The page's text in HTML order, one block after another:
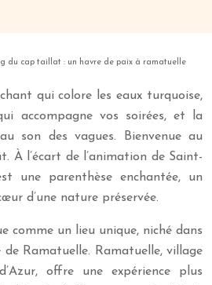
du cap taillat : un havre de paix à ramatuelle
qui colore les eaux turquoise,
accompagne vos soirées, et la
son des vagues. Bienvenue au
À l’écart de l’animation de Saint-
une parenthèse enchantée, un
d’une nature préservée.
comme un lieu unique, niché dans
Ramatuelle. Ramatuelle, village
offre une expérience plus